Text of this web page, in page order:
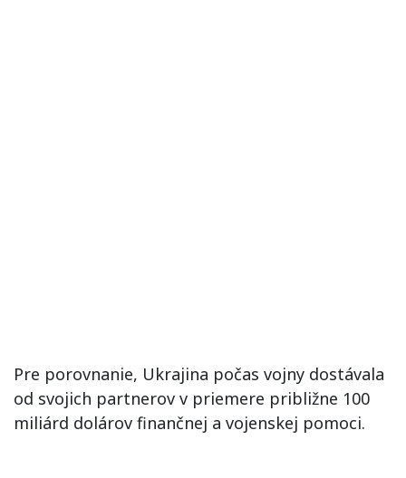
Pre porovnanie, Ukrajina počas vojny dostávala
od svojich partnerov v priemere približne 100
miliárd dolárov finančnej a vojenskej pomoci.